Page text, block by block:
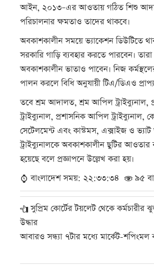
আইন, ২০১৩–এর আওতায় গঠিত শিশু
পরিচালনার ক্ষমতাও তাদের থাকবে।
অবকাশকালীন সময়ে ভ্যাকেশন ডিউটিতে
সরকারি গাড়ি ব্যবহার করতে পারবেন।
অবকাশকালীন ভাতাও পাবেন। নিজ
পালন করলে বিধি অনুযায়ী টিএ/ডিএও
তবে শ্রম আদালত, শ্রম আপিল ট্রাইব্যুনাল,
ট্রাইব্যুনাল, প্রশাসনিক আপিল ট্রাইব্যুনাল,
সেটেলমেন্ট এবং কাস্টমস, এক্সাইজ ও
ট্রাইব্যুনালকে অবকাশকালীন ছুটির আওতার
হয়েছে বলে প্রজ্ঞাপনে উল্লেখ করা হয়।
বাংলাদেশ সময়: ২২:৩৩:৩৪
৯৫
সুপ্রিম কোর্টের টয়লেট থেকে কর্মচারীর
উদ্ধার
আবারও সন্ধ্যা ৭টার মধ্যে মার্কেট-শপিংমল